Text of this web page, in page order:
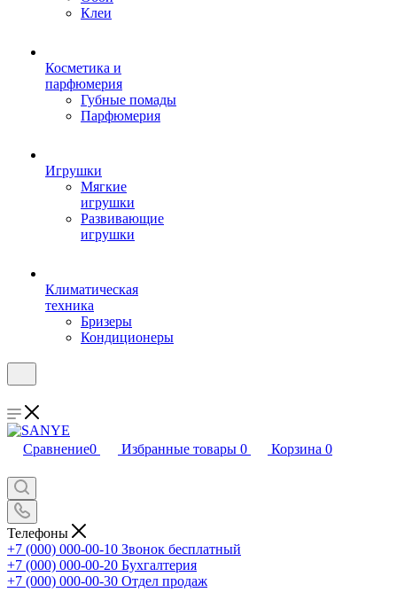
Клеи
Косметика и
парфюмерия
Губные помады
Парфюмерия
Игрушки
Мягкие
игрушки
Развивающие
игрушки
Климатическая
техника
Бризеры
Кондиционеры
Сравнение0 Избранные товары 0 Корзина 0
Телефоны
+7 (000) 000-00-10 Звонок бесплатный
+7 (000) 000-00-20 Бухгалтерия
+7 (000) 000-00-30 Отдел продаж